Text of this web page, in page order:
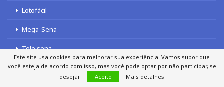
Lotofácil
Mega-Sena
Tele sena
Este site usa cookies para melhorar sua experiência. Vamos supor que
você esteja de acordo com isso, mas você pode optar por não participar, se
desejar.
Aceito Mais detalhes